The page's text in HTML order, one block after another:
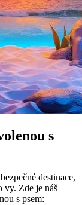
s
destinace,
vy. Zde je náš
s psem: